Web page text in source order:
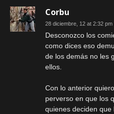
Corbu
28 diciembre, 12 at 2:32 pm
Desconozco los
como dices eso
de los demás no les
ellos.
Con lo anterior
perverso en que los
quienes deciden